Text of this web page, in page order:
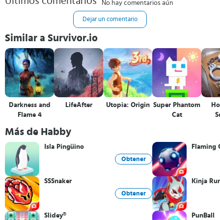
No hay comentarios aún
Dejar un comentario
Similar a Survivor.io
Darkness and
Flame 4
LifeAfter Utopia: Origin Super Phantom
Cat
Más de Habby
Isla Pingüino
Obtener
SSSnaker
Obtener
Slidey®
Flaming
Kinja
PunBall